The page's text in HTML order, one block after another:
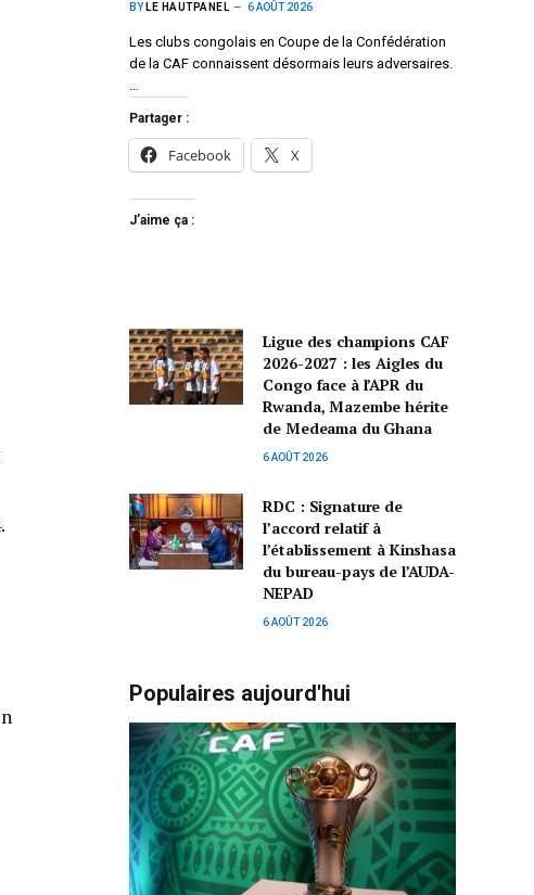
BY LE HAUTPANEL 6 AOÛT 2026
Les clubs congolais en Coupe de la Confédération
de la CAF connaissent désormais leurs adversaires.
…
Partager :
Facebook X
J’aime ça :
Ligue des champions CAF
2026-2027 : les Aigles du
Congo face à l’APR du
Rwanda, Mazembe hérite
de Medeama du Ghana
6 AOÛT 2026
RDC : Signature de
l’accord relatif à
l’établissement à Kinshasa
du bureau-pays de l’AUDA-
NEPAD
6 AOÛT 2026
Populaires aujourd'hui